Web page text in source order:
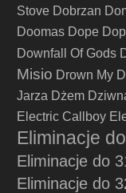
Stove Dobrzan
Doomas Dope
Downfall Of Gods
Misio Drown My
Jarza Dżem
Electric Callboy
Eliminacje
Eliminacje do
Eliminacje do